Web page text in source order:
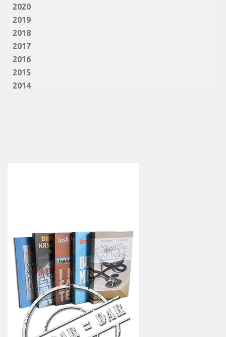
2020
2019
2018
2017
2016
2015
2014